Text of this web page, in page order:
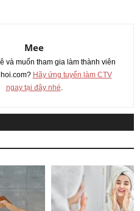
Mee
và muốn tham gia làm thành viên
Hãy ứng tuyển làm CTV
ngay tại đây nhé.